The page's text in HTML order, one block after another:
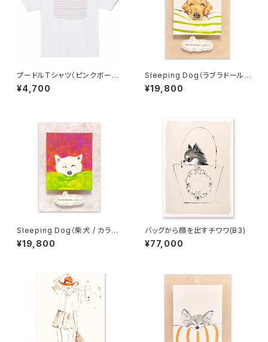
プードルTシャツ（ピンクボーダ
ー）
¥4,700
Sleeping Dog（ラブラドールレ
トリバー/ 生成り地）
¥19,800
Sleeping Dog（柴犬 / カラー
地）
¥19,800
バッグから顔を出すチワワ(B3)
¥77,000